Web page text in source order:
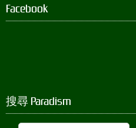
Facebook
搜尋 Paradism